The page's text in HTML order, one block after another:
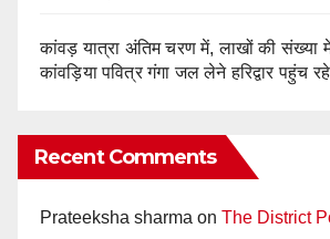
कांवड़ यात्रा अंतिम चरण में, लाखों की संख्या
कांवड़िया पवित्र गंगा जल लेने हरिद्वार पहुंच रहे
Recent Comments
Prateeksha sharma on The District